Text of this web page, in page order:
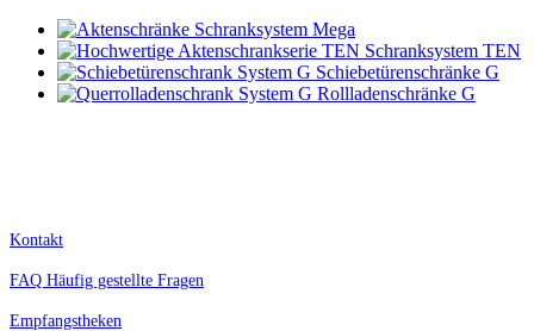
Schranksystem Mega
Schranksystem TEN
Schiebetürenschränke G
Rollladenschränke G
Kontakt
FAQ Häufig gestellte Fragen
Empfangstheken